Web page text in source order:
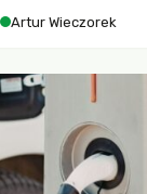
Artur Wieczorek